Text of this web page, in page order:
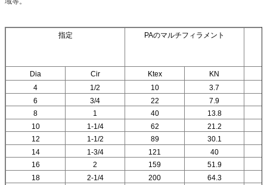
指定 PAのマルチフィラメント
Dia Cir Ktex KN
4
1/2 10
3.7
6
3/4 22
7.9
8
1 40
13.8
10
1-1/4 62
21.2
12
1-1/2 89
30.1
14
1-3/4 121
40
16
2 159
51.9
18
2-1/4 200
64.3